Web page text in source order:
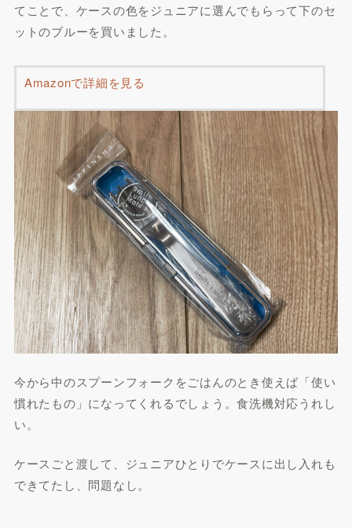
てことで、ケースの色をジュニアに選んでもらって下のセ
ットのブルーを買いました。
Amazonで詳細を見る
今から中のスプーンフォークをごはんのとき使えば「使い
慣れたもの」になってくれるでしょう。食洗機対応うれし
い。
ケースごと渡して、ジュニアひとりでケースに出し入れも
できてたし、問題なし。